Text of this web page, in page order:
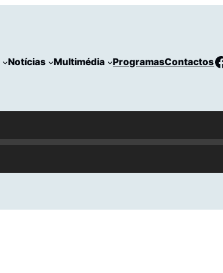
Notícias Multimédia ProgramasContactosFacebook